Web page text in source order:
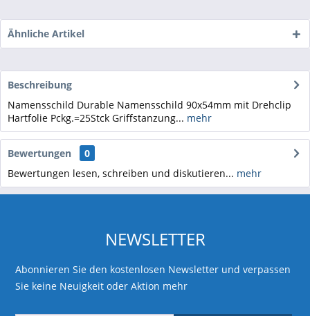
Ähnliche Artikel
Beschreibung
Namensschild Durable Namensschild 90x54mm mit Drehclip
Hartfolie Pckg.=25Stck Griffstanzung... mehr
Bewertungen
0
Bewertungen lesen, schreiben und diskutieren... mehr
NEWSLETTER
Abonnieren Sie den kostenlosen Newsletter und verpassen
Sie keine Neuigkeit oder Aktion mehr